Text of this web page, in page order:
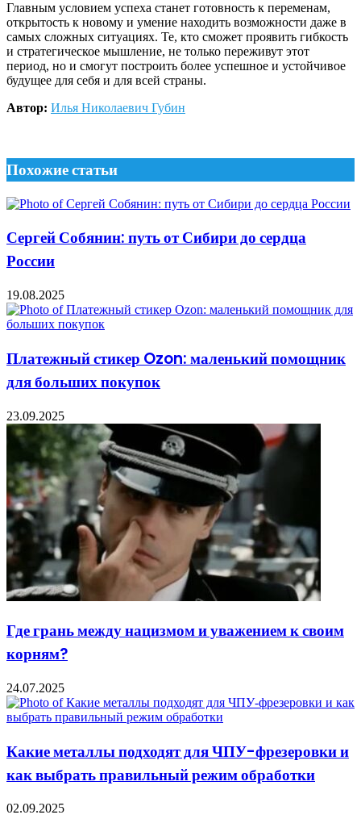
Главным условием успеха станет готовность к переменам,
открытость к новому и умение находить возможности даже в
самых сложных ситуациях. Те, кто сможет проявить гибкость
и стратегическое мышление, не только переживут этот
период, но и смогут построить более успешное и устойчивое
будущее для себя и для всей страны.
Автор: Илья Николаевич Губин
Похожие статьи
Сергей Собянин: путь от Сибири до сердца
России
19.08.2025
Платежный стикер Ozon: маленький помощник
для больших покупок
23.09.2025
Где грань между нацизмом и уважением к своим
корням?
24.07.2025
Какие металлы подходят для ЧПУ-фрезеровки и
как выбрать правильный режим обработки
02.09.2025